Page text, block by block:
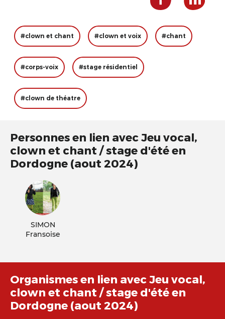
#clown et chant #clown et voix #chant
#corps-voix #stage résidentiel
#clown de théatre
Personnes en lien avec Jeu vocal,
clown et chant / stage d'été en
Dordogne (aout 2024)
SIMON
Fransoise
Organismes en lien avec Jeu vocal,
clown et chant / stage d'été en
Dordogne (aout 2024)